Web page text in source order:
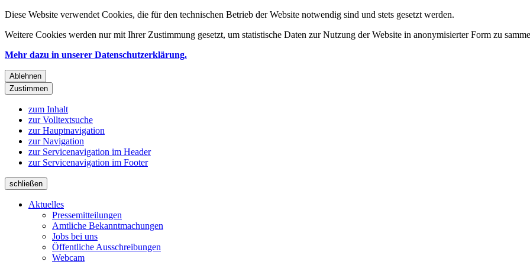
Diese Website verwendet Cookies, die für den technischen Betrieb der Website notwendig sind und stets gesetzt werden.
Weitere Cookies werden nur mit Ihrer Zustimmung gesetzt, um statistische Daten zur Nutzung der Website in anonymisierter Form zu
Mehr dazu in unserer Datenschutzerklärung.
Ablehnen
Zustimmen
zum Inhalt
zur Volltextsuche
zur Hauptnavigation
zur Navigation
zur Servicenavigation im Header
zur Servicenavigation im Footer
schließen
Aktuelles
Pressemitteilungen
Amtliche Bekanntmachungen
Jobs bei uns
Öffentliche Ausschreibungen
Webcam